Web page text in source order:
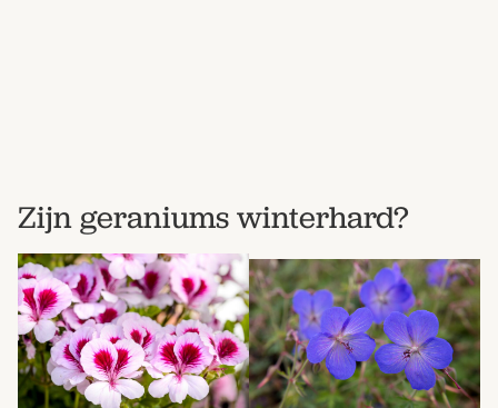
Zijn geraniums winterhard?